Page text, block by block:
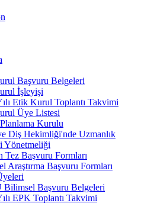
Başvuru Belgeleri
İşleyişi
Etik Kurul Toplantı Takvimi
Üye Listesi
Kurulu
Diş Hekimliği'nde Uzmanlık
Yönetmeliği
Tez Başvuru Formları
Araştırma Başvuru Formları
Bilimsel Başvuru Belgeleri
EPK Toplantı Takvimi